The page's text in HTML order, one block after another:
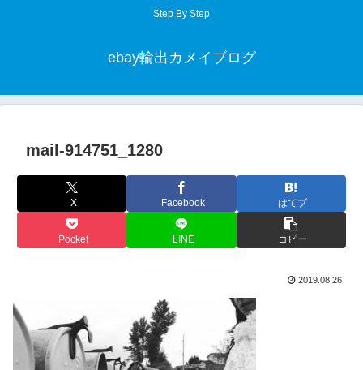
Step By Step
ebay輸出カメイブログ
mail-914751_1280
X Facebook はてブ
Pocket LINE コピー
2019.08.26